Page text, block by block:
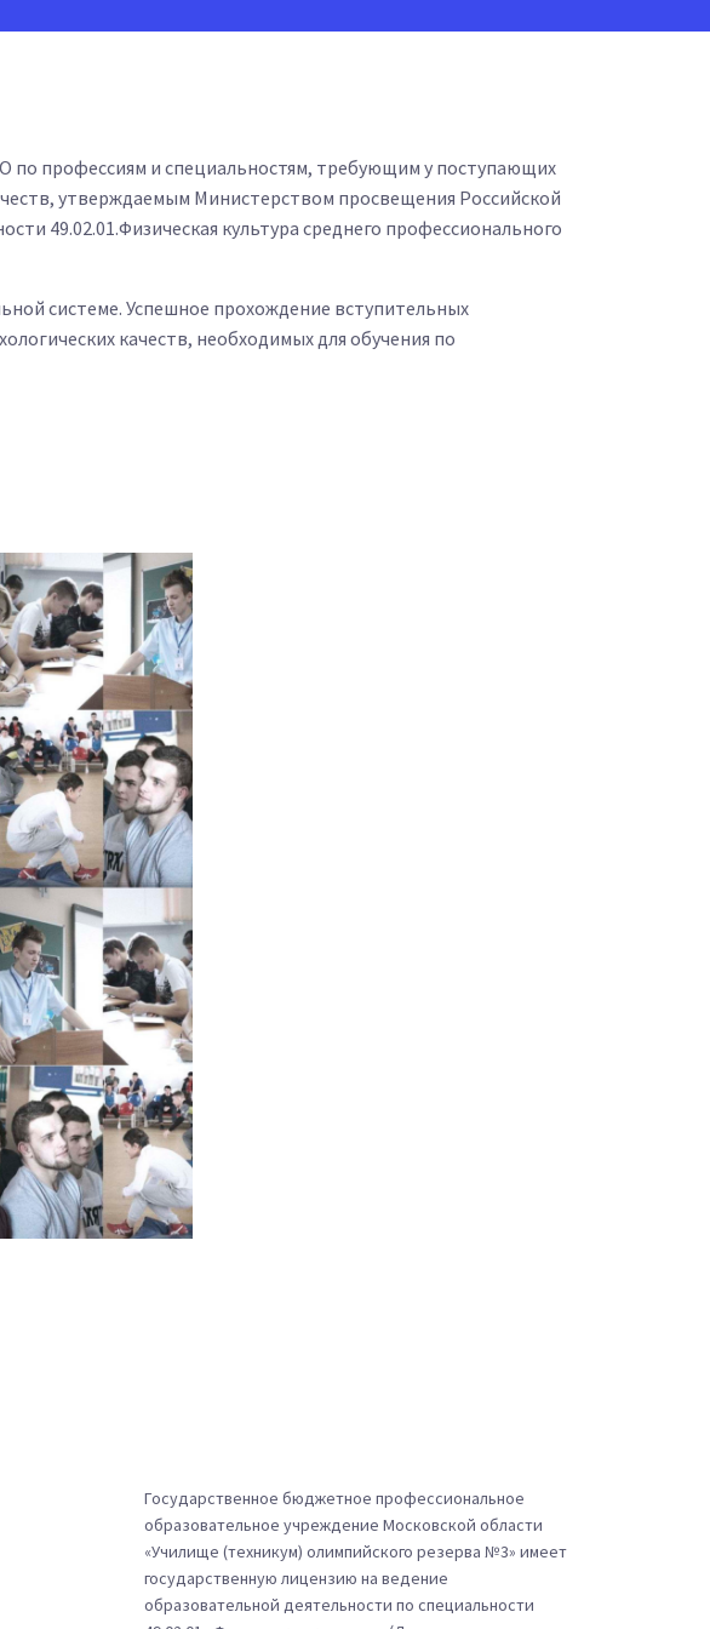
по профессиям и специальностям, требующим у поступающих
утверждаемым Министерством просвещения Российской
49.02.01.Физическая культура среднего профессионального
системе. Успешное прохождение вступительных
качеств, необходимых для обучения по
Государственное бюджетное профессиональное
образовательное учреждение Московской области
«Училище (техникум) олимпийского резерва №3» имеет
государственную лицензию на ведение
образовательной деятельности по специальности